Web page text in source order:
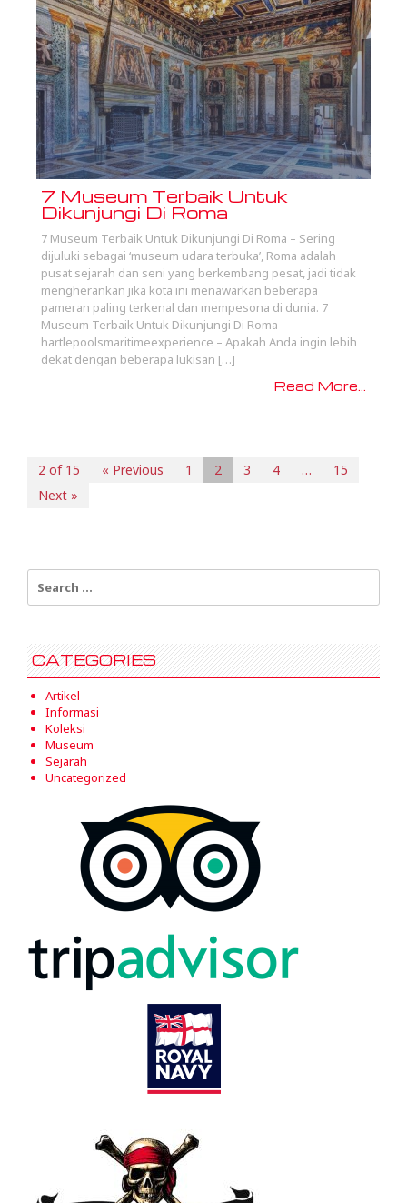
7 Museum Terbaik Untuk
Dikunjungi Di Roma
7 Museum Terbaik Untuk Dikunjungi Di Roma – Sering
dijuluki sebagai ‘museum udara terbuka’, Roma adalah
pusat sejarah dan seni yang berkembang pesat, jadi tidak
mengherankan jika kota ini menawarkan beberapa
pameran paling terkenal dan mempesona di dunia. 7
Museum Terbaik Untuk Dikunjungi Di Roma
hartlepoolsmaritimeexperience – Apakah Anda ingin lebih
dekat dengan beberapa lukisan […]
Read More...
2 of 15 « Previous 1 2 3 4 …
15
Next »
Search
for:
CATEGORIES
Artikel
Informasi
Koleksi
Museum
Sejarah
Uncategorized